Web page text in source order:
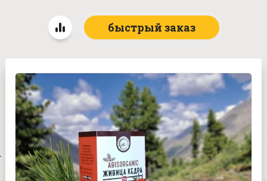
быстрый заказ